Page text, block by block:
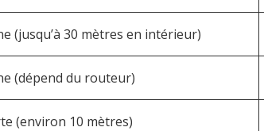
(jusqu’à 30 mètres en intérieur)
(dépend du routeur)
(environ 10 mètres)